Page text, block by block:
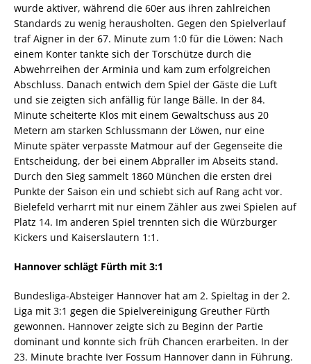
wurde aktiver, während die 60er aus ihren zahlreichen
Standards zu wenig herausholten. Gegen den Spielverlauf
traf Aigner in der 67. Minute zum 1:0 für die Löwen: Nach
einem Konter tankte sich der Torschütze durch die
Abwehrreihen der Arminia und kam zum erfolgreichen
Abschluss. Danach entwich dem Spiel der Gäste die Luft
und sie zeigten sich anfällig für lange Bälle. In der 84.
Minute scheiterte Klos mit einem Gewaltschuss aus 20
Metern am starken Schlussmann der Löwen, nur eine
Minute später verpasste Matmour auf der Gegenseite die
Entscheidung, der bei einem Abpraller im Abseits stand.
Durch den Sieg sammelt 1860 München die ersten drei
Punkte der Saison ein und schiebt sich auf Rang acht vor.
Bielefeld verharrt mit nur einem Zähler aus zwei Spielen auf
Platz 14. Im anderen Spiel trennten sich die Würzburger
Kickers und Kaiserslautern 1:1.
Hannover schlägt Fürth mit 3:1
Bundesliga-Absteiger Hannover hat am 2. Spieltag in der 2.
Liga mit 3:1 gegen die Spielvereinigung Greuther Fürth
gewonnen. Hannover zeigte sich zu Beginn der Partie
dominant und konnte sich früh Chancen erarbeiten. In der
23. Minute brachte Iver Fossum Hannover dann in Führung.